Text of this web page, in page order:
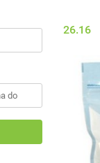
26.16